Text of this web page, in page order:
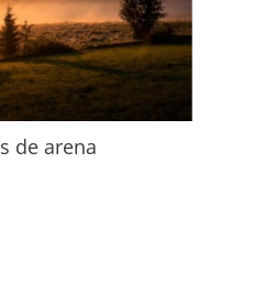
de arena